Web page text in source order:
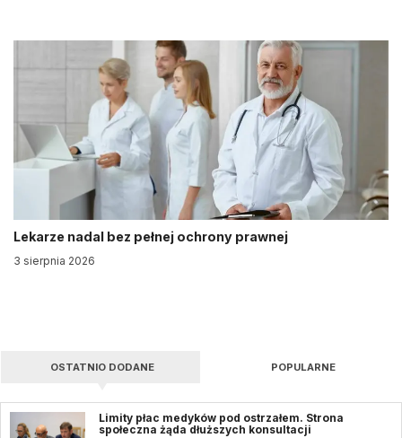
Lekarze nadal bez pełnej ochrony prawnej
3 sierpnia 2026
OSTATNIO DODANE POPULARNE
Limity płac medyków pod ostrzałem. Strona
społeczna żąda dłuższych konsultacji